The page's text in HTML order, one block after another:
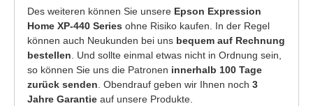
Des weiteren können Sie unsere Epson Expression
Home XP-440 Series ohne Risiko kaufen. In der Regel
können auch Neukunden bei uns bequem auf Rechnung
bestellen . Und sollte einmal etwas nicht in Ordnung sein,
so können Sie uns die Patronen innerhalb 100 Tage
zurück senden . Obendrauf geben wir Ihnen noch 3
Jahre Garantie auf unsere Produkte.